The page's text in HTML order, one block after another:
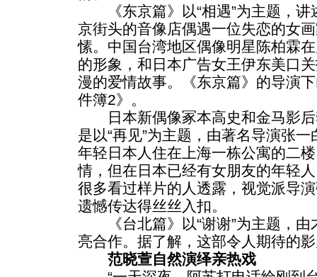
《东京篇》以“相遇”为主题，讲
京街头的音像店偶遇一位失恋的女
愫。中国台湾地区偶像明星陈柏霖
的形象，和日本广告女王伊东美口
漫的爱情故事。《东京篇》的导演
件簿2》。
日本新偶像冢本高史和金马影后
是以“再见”为主题，由著名导演张
年轻日本人住在上海一栋公寓的二
情，但在日本已经有女朋友的年轻
很多看过样片的人透露，视觉派导
遗憾传达得丝丝入扣。
《台北篇》以“谢谢”为主题，由
亮合作。据了解，这部令人期待的
范晓萱自然演绎亲热戏